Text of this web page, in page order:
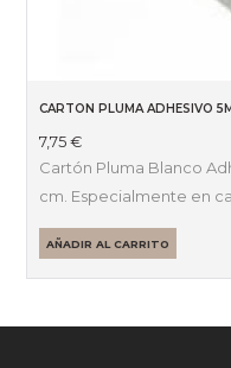
CARTON PLUMA ADHESIVO
7,75€
Cartón Pluma Blanco
cm. Especialmente en
AÑADIR AL CARRITO